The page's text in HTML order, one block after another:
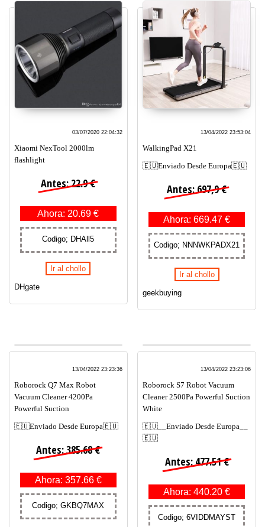
03/07/2020 22:04:32
Xiaomi NexTool 2000lm
flashlight
Antes: 22.9 €
Ahora: 20.69 €
Codigo; DHAll5
Ir al chollo
DHgate
13/04/2022 23:53:04
WalkingPad X21
🇪🇺Enviado Desde Europa🇪🇺
Antes: 697,9 €
Ahora: 669.47 €
Codigo; NNNWKPADX21
Ir al chollo
geekbuying
13/04/2022 23:23:36
Roborock Q7 Max Robot
Vacuum Cleaner 4200Pa
Powerful Suction
🇪🇺Enviado Desde Europa🇪🇺
Antes: 385.68 €
Ahora: 357.66 €
Codigo; GKBQ7MAX
13/04/2022 23:23:06
Roborock S7 Robot Vacuum
Cleaner 2500Pa Powerful Suction
White
🇪🇺__Enviado Desde Europa__
🇪🇺
Antes: 477.51 €
Ahora: 440.20 €
Codigo; 6VIDDMAYST